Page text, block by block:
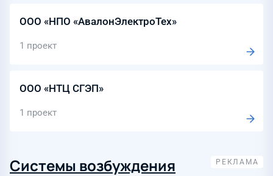
ООО «НПО «АвалонЭлектроТех»
1 проект
ООО «НТЦ СГЭП»
1 проект
Системы возбуждения